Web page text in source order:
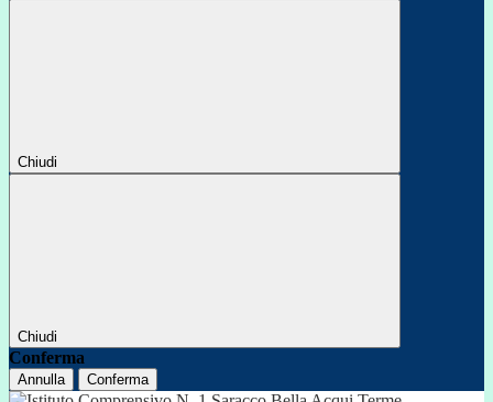
Chiudi
Chiudi
Conferma
Annulla Conferma